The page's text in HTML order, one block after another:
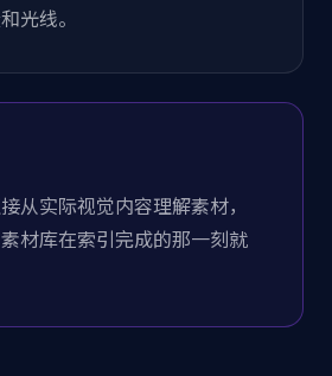
光线。
从实际视觉内容理解素材，
材库在索引完成的那一刻就